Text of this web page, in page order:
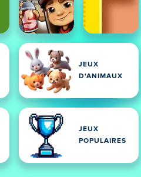
JEUX
D'ANIMAUX
JEUX
POPULAIRES